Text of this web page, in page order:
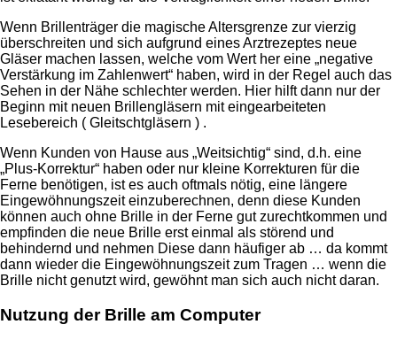
Wenn Brillenträger die magische Altersgrenze zur vierzig
überschreiten und sich aufgrund eines Arztrezeptes neue
Gläser machen lassen, welche vom Wert her eine „negative
Verstärkung im Zahlenwert“ haben, wird in der Regel auch das
Sehen in der Nähe schlechter werden. Hier hilft dann nur der
Beginn mit neuen Brillengläsern mit eingearbeiteten
Lesebereich ( Gleitschtgläsern ) .
Wenn Kunden von Hause aus „Weitsichtig“ sind, d.h. eine
„Plus-Korrektur“ haben oder nur kleine Korrekturen für die
Ferne benötigen, ist es auch oftmals nötig, eine längere
Eingewöhnungszeit einzuberechnen, denn diese Kunden
können auch ohne Brille in der Ferne gut zurechtkommen und
empfinden die neue Brille erst einmal als störend und
behindernd und nehmen Diese dann häufiger ab … da kommt
dann wieder die Eingewöhnungszeit zum Tragen … wenn die
Brille nicht genutzt wird, gewöhnt man sich auch nicht daran.
Nutzung der Brille am Computer